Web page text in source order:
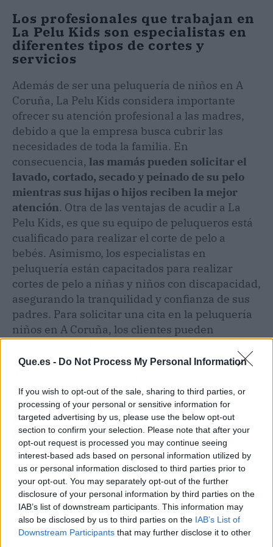
Que.es - Do Not Process My Personal Information
If you wish to opt-out of the sale, sharing to third parties, or
processing of your personal or sensitive information for
targeted advertising by us, please use the below opt-out
section to confirm your selection. Please note that after your
opt-out request is processed you may continue seeing
interest-based ads based on personal information utilized by
us or personal information disclosed to third parties prior to
your opt-out. You may separately opt-out of the further
disclosure of your personal information by third parties on the
IAB’s list of downstream participants. This information may
also be disclosed by us to third parties on the IAB’s List of
Downstream Participants that may further disclose it to other
Los profesionales que trabajan en
La Pelu Kids son especialistas en
diferentes tipos de cortes y
servicios
Además de ser una peluquería de niños en A
Coruña, La Pelu Kids considera importante
ofrecer su atención profesional a las madres,
debido a que la empresa busca cubrir las
necesidades de toda la familia. En
consecuencia, las mamás pueden solicitar el
lavado, cortado, secado y peinado de su pelo
mientras sus hijas o hijos reciben la mejor
atención. Otra de las ventajas de acudir a La
Pelu Kids, es que su equipo de peluqueros está
cualificado para realizar el corte de pelo a
bebés. Asimismo, los especialistas en
peluquería están capacitados para realizar
cortes de pelo a niñas y niños con discapacidad,
asegurando la tranquilidad y confianza de sus
padres. Para solicitar una cita en la peluquería
niños en A Coruña, los clientes pueden
La Pelu Kids o reservar una cita directamente
Artículo anterior
Producción virtual y
render en tiempo real con
la 5ª Edición de
SUMMA3D 2023.
Descubrir cómo estas
tecnologías están
transformando la
industria audiovisual
El programa de afiliación
a Alquicoche